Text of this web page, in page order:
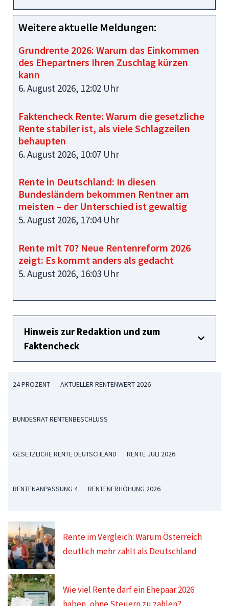
Weitere aktuelle Meldungen:
Grundrente 2026: Warum das Einkommen
des Ehepartners Ihren Zuschlag kürzen
kann
6. August 2026, 12:02 Uhr
Faktencheck Rente: Warum die gesetzliche
Rente stabiler ist, als viele Schlagzeilen
behaupten
6. August 2026, 10:07 Uhr
Rente in Deutschland: In diesen
Bundesländern bekommen Rentner am
meisten – der Unterschied ist gewaltig
5. August 2026, 17:04 Uhr
Rente mit 70? Neue Rentenreform 2026
zeigt: Es kommt anders als gedacht
5. August 2026, 16:03 Uhr
Hinweis zur Redaktion und zum
Faktencheck
24 PROZENT AKTUELLER RENTENWERT 2026
BUNDESRAT RENTENBESCHLUSS
GESETZLICHE RENTE DEUTSCHLAND RENTE JULI 2026
RENTENANPASSUNG 4 RENTENERHÖHUNG 2026
Rente im Vergleich: Warum Österreich
deutlich mehr zahlt als Deutschland
Wie viel Rente darf ein Ehepaar 2026